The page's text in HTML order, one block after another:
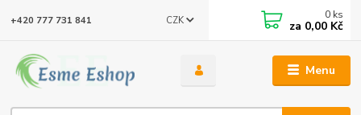
Menu
CZK
+420 777 731 841 0 ks
za 0,00 Kč